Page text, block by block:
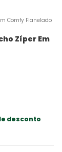
Comfy Flanelado
Zíper Em
desconto